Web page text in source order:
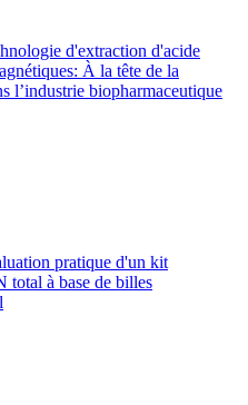
d'extraction d'acide
À la tête de la
l’industrie biopharmaceutique
pratique d'un kit
total à base de billes